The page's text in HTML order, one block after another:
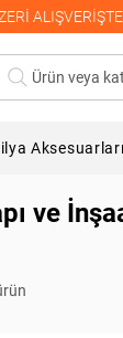
Ürün veya
Aksesuarları
ve